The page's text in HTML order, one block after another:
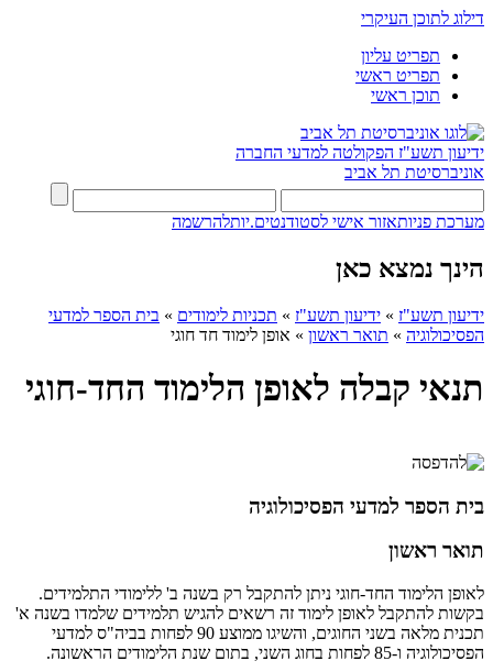
דילוג לתוכן העיקרי
תפריט עליון
תפריט ראשי
תוכן ראשי
ידיעון תשע"ז הפקולטה למדעי החברה
אוניברסיטת תל אביב
מערכת פניותאזור אישי לסטודנטים.יותלהרשמה
הינך נמצא כאן
ידיעון תשע"ז » ידיעון תשע"ז » תכניות לימודים » בית הספר למדעי
הפסיכולוגיה » תואר ראשון » אופן לימוד חד חוגי
תנאי קבלה לאופן הלימוד החד-חוגי
בית הספר למדעי הפסיכולוגיה
תואר ראשון
לאופן הלימוד החד-חוגי ניתן להתקבל רק בשנה ב' ללימודי התלמידים.
בקשות להתקבל לאופן לימוד זה רשאים להגיש תלמידים שלמדו בשנה א'
תכנית מלאה בשני החוגים, והשיגו ממוצע 90 לפחות בביה"ס למדעי
הפסיכולוגיה ו-85 לפחות בחוג השני, בתום שנת הלימודים הראשונה.